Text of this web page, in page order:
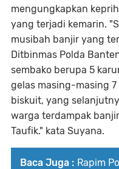
mengungkapkan
yang terjadi kemarin.
musibah banjir yang
Ditbinmas Polda
sembako berupa 5
gelas masing-masing
biskuit, yang
warga terdampak
Taufik." kata Suyana.
Baca Juga : Rapim